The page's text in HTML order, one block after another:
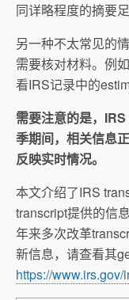
同详略程度的摘要
另一种不太常见的
需要核对材料。例
看IRS记录中的
需要注意的是，
季期间，相关信息
反映实时情况。
本文介绍了IRS
transcript提供的信
年来多次改革
新信息，请查看其
https://